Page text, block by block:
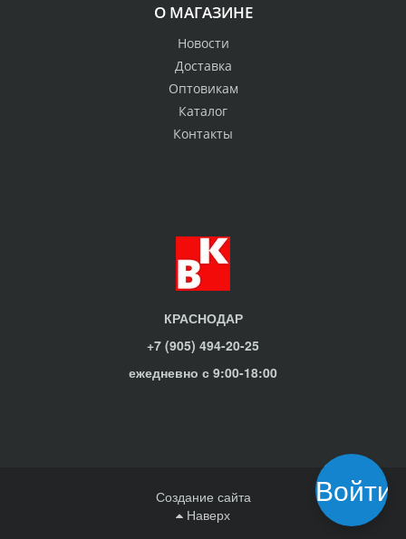
О МАГАЗИНЕ
Новости
Доставка
Оптовикам
Каталог
Контакты
КРАСНОДАР
+7 (905) 494-20-25
ежедневно с 9:00-18:00
Создание сайта
Наверх
Войти